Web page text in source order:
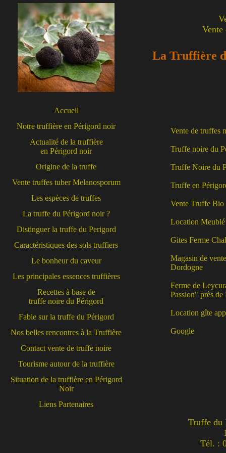
Accueil
Notre truffière en Périgord noir
Actualité de la truffière
en Périgord noir
Origine de la truffe
Vente truffes tuber Melanosporum
Les espèces de truffes
La truffe du Périgord noir ?
Distinguer la truffe du Perigord
Caractéristiques des sols truffiers
Le bonheur du caveur
Les principales essences truffières
Recettes à base de
truffe noire du Périgord
Fable sur la truffe du Périgord
Nos belles rencontres à la Truffière
Contact vente de truffe noire
Tourisme autour de la truffière
Situation de la truffière en Périgord
Noir
Liens Partenaires
Vente
La Truffière
Vente de truffes
Truffe noire du
Truffe Noire du
Truffe en
Vente Truffe Bio
Location
Gites Ferme
Magasin de
Dordogne
Ferme de
Passion" près
Location gîte
Google
Truffe du
Tél. :